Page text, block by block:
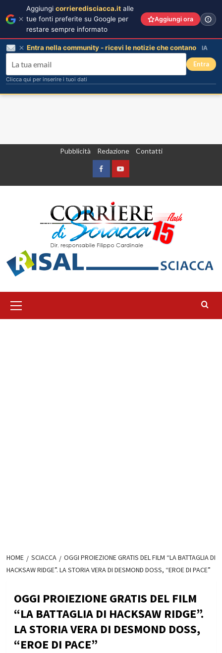
Pubblicità Redazione Contatti
FacebookYountube
principale
HOME SCIACCA
OGGI PROIEZIONE GRATIS DEL FILM “LA BATTAGLIA DI
HACKSAW RIDGE”. LA STORIA VERA DI DESMOND DOSS, “EROE DI PACE”
OGGI PROIEZIONE GRATIS DEL FILM
“LA BATTAGLIA DI HACKSAW RIDGE”.
LA STORIA VERA DI DESMOND DOSS,
“EROE DI PACE”
Aggiungi corrieredisciacca.it alle
tue fonti preferite su Google per
restare sempre informato
Aggiungi ora
Entra nella community - ricevi le notizie che contano IA
Entra
Clicca qui per inserire i tuoi dati